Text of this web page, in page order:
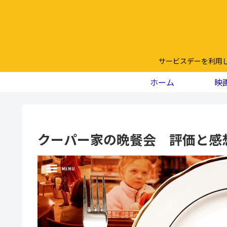
サービスデーを利用
ホーム 映
クーパー家の晩餐会 評価と感